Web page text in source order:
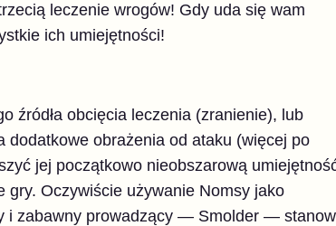
leczenie wrogów! Gdy uda się wam
ich umiejętności!
źródła obcięcia leczenia (zranienie), lub
dodatkowe obrażenia od ataku (więcej po
jej początkowo nieobszarową
Oczywiście używanie Nomsy jako
i zabawny prowadzący — Smolder —